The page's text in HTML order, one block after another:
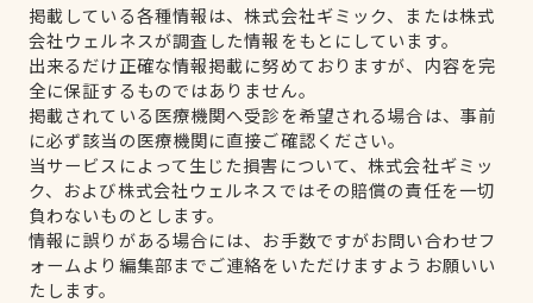
掲載している各種情報は、株式会社ギミック、または株式
会社ウェルネスが調査した情報をもとにしています。
出来るだけ正確な情報掲載に努めておりますが、内容を完
全に保証するものではありません。
掲載されている医療機関へ受診を希望される場合は、事前
に必ず該当の医療機関に直接ご確認ください。
当サービスによって生じた損害について、株式会社ギミッ
ク、および株式会社ウェルネスではその賠償の責任を一切
負わないものとします。
情報に誤りがある場合には、お手数ですがお問い合わせフ
ォームより編集部までご連絡をいただけますようお願いい
たします。